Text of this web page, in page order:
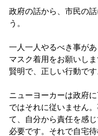
政府の話から、市民の
う。
一人一人やるべき事があ
マスク着用をお願いしま
賢明で、正しい行動です
ニューヨーカーは政府
ではそれに従いません
て、自分から責任を感
必要です。それで自宅